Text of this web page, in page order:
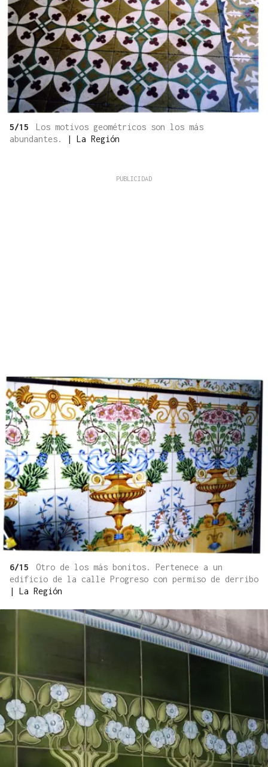
5/15
Los motivos geométricos son los más
abundantes.
| La Región
6/15
Otro de los más bonitos. Pertenece a un
edificio de la calle Progreso con permiso de derribo
| La Región